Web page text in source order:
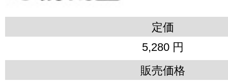
定価
5,280 円
販売価格